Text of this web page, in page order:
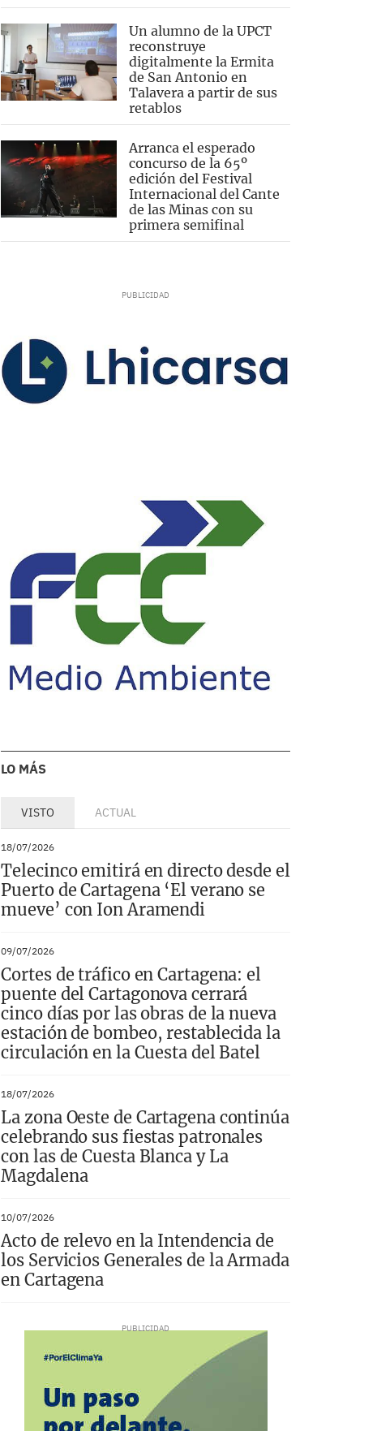
Un alumno de la UPCT
reconstruye
digitalmente la Ermita
de San Antonio en
Talavera a partir de sus
retablos
Arranca el esperado
concurso de la 65º
edición del Festival
Internacional del Cante
de las Minas con su
primera semifinal
LO MÁS
VISTO ACTUAL
18/07/2026
Telecinco emitirá en directo desde el
Puerto de Cartagena ‘El verano se
mueve’ con Ion Aramendi
09/07/2026
Cortes de tráfico en Cartagena: el
puente del Cartagonova cerrará
cinco días por las obras de la nueva
estación de bombeo, restablecida la
circulación en la Cuesta del Batel
18/07/2026
La zona Oeste de Cartagena continúa
celebrando sus fiestas patronales
con las de Cuesta Blanca y La
Magdalena
10/07/2026
Acto de relevo en la Intendencia de
los Servicios Generales de la Armada
en Cartagena